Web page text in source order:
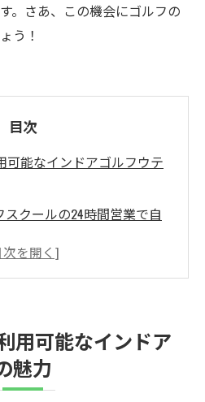
。さあ、この機会にゴルフの
う！
目次
可能なインドアゴルフウテ
クールの24時間営業で自
設備が揃うインドアゴルフ
ルフスクールで手軽に上
用可能なインドア
魅力